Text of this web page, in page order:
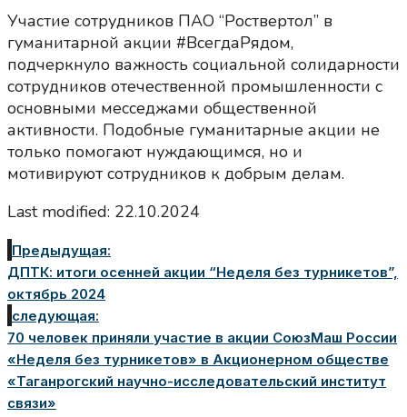
Участие сотрудников ПАО “Роствертол” в
гуманитарной акции #ВсегдаРядом,
подчеркнуло важность социальной солидарности
сотрудников отечественной промышленности с
основными месседжами общественной
активности. Подобные гуманитарные акции не
только помогают нуждающимся, но и
мотивируют сотрудников к добрым делам.
Last modified: 22.10.2024
Предыдущая:
ДПТК: итоги осенней акции “Неделя без турникетов”,
октябрь 2024
следующая:
70 человек приняли участие в акции СоюзМаш России
«Неделя без турникетов» в Акционерном обществе
«Таганрогский научно-исследовательский институт
связи»